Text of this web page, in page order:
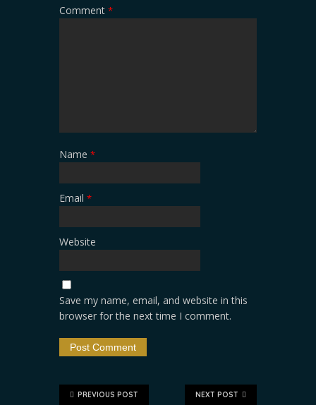
Comment *
Name *
Email *
Website
Save my name, email, and website in this
browser for the next time I comment.
NEXT POST
PREVIOUS POST